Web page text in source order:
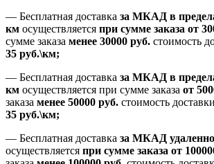
— Бесплатная доставка за МКАД в
км осуществляется при сумме заказа от
сумме заказа менее 30000 руб. стоимость
35 руб.\км;
— Бесплатная доставка за МКАД в
км осуществляется при сумме заказа от
заказа менее 50000 руб. стоимость доставки
35 руб.\км;
— Бесплатная доставка за МКАД
осуществляется при сумме заказа от